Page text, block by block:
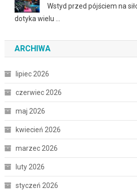
Wstyd przed pójściem na
dotyka wielu …
ARCHIWA
lipiec 2026
czerwiec 2026
maj 2026
kwiecień 2026
marzec 2026
luty 2026
styczeń 2026